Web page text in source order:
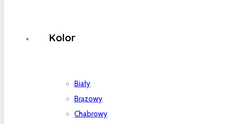
Kolor
Biały
Brązowy
Chabrowy